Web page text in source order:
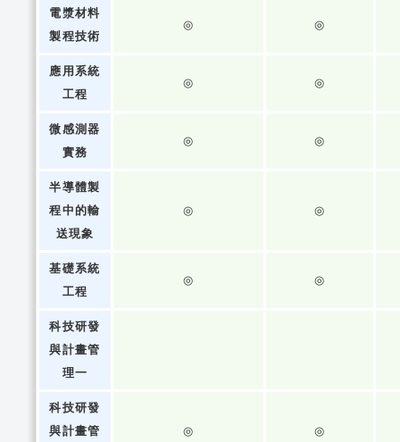
電漿材料
製程技術
◎ ◎
應用系統
工程
◎ ◎
微感測器
實務
◎ ◎
半導體製
程中的輸
送現象
◎ ◎
基礎系統
工程
◎ ◎
科技研發
與計畫管
理一
科技研發
與計畫管
◎ ◎